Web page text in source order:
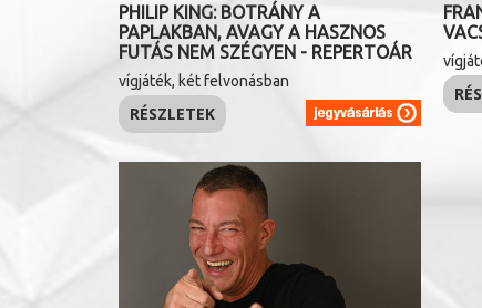
PHILIP KING: BOTRÁNY A
PAPLAKBAN, AVAGY A HASZNOS
FUTÁS NEM SZÉGYEN - REPERTOÁR
vígjáték, két felvonásban
RÉSZLETEK